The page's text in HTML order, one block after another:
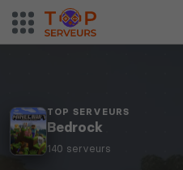
TOP SERVEURS
Bedrock
140 serveurs